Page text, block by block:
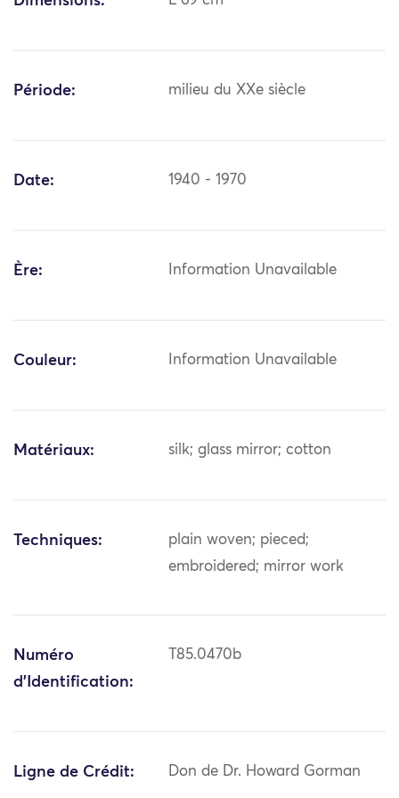
Période: milieu du XXe siècle
Date: 1940 - 1970
Ère: Information Unavailable
Couleur: Information Unavailable
Matériaux: silk; glass mirror; cotton
Techniques:
plain woven; pieced;
embroidered; mirror work
Numéro
d'Identification:
T85.0470b
Ligne de Crédit: Don de Dr. Howard Gorman